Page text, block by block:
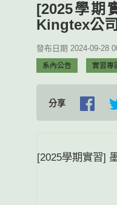
[2025學期
Kingtex公司
發布日期 2024-09-28
系內公告 實習專
分享
[2025學期實習]